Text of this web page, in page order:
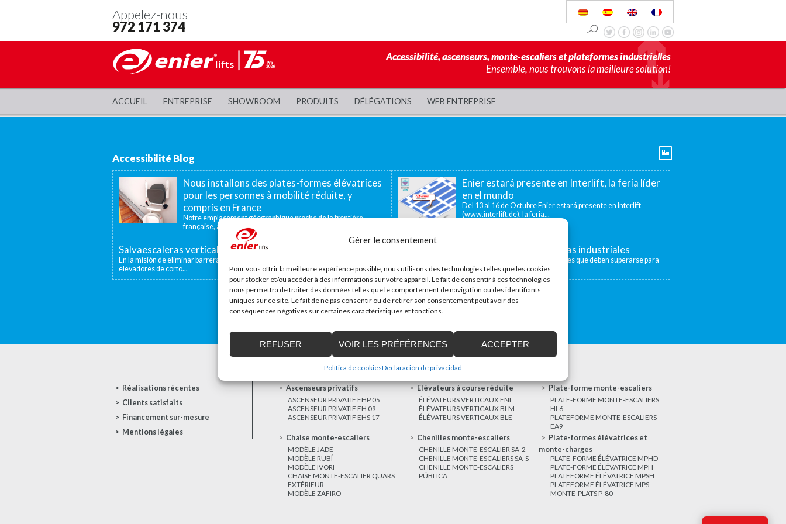
Gérer le consentement
Pour vous offrir la meilleure expérience possible, nous utilisons des technologies telles que les cookies
pour stocker et/ou accéder à des informations sur votre appareil. Le fait de consentir à ces technologies
nous permettra de traiter des données telles que le comportement de navigation ou des identifiants
uniques sur ce site. Le fait de ne pas consentir ou de retirer son consentement peut avoir des
conséquences négatives sur certaines caractéristiques et fonctions.
ACCEPTER
REFUSER VOIR LES PRÉFÉRENCES
Política de cookiesDeclaración de privacidad
Appelez-nous
972 171 374
Accessibilité, ascenseurs, monte-escaliers et plateformes industrielles
Ensemble, nous trouvons la meilleure solution!
ACCUEIL ENTREPRISE SHOWROOM PRODUITS DÉLÉGATIONS WEB ENTREPRISE
Accessibilité Blog
Nous installons des plates-formes élévatrices
pour les personnes à mobilité réduite, y
compris en France
Notre emplacement géographique proche de la frontière
française, à 40 minutes, nous permet d’offrir...
Enier estará presente en Interlift, la feria líder
en el mundo
Del 13 al 16 de Octubre Enier estará presente en Interlift
(www.interlift.de), la feria...
Salvaescaleras vertical, un elevador de pequeño recorrido
En la misión de eliminar barreras arquitectónicas, los salvaescaleras verticales o
elevadores de corto...
La utilidad de las plataformas elevadoras industriales
En muchos centros industriales existen distintos niveles que deben superarse para
poder trasladar mercancías...
AUTRES
NOUVELLES
Réalisations récentes
Clients satisfaits
Financement sur-mesure
Mentions légales
Ascenseurs privatifs
ASCENSEUR PRIVATIF EHP 05
ASCENSEUR PRIVATIF EH 09
ASCENSEUR PRIVATIF EHS 17
Elévateurs à course réduite
ÉLÉVATEURS VERTICAUX ENI
ÉLÉVATEURS VERTICAUX BLM
ÉLÉVATEURS VERTICAUX BLE
Plate-forme monte-escaliers
PLATE-FORME MONTE-ESCALIERS
HL6
PLATEFORME MONTE-ESCALIERS
EA9
Chaise monte-escaliers
MODÈLE JADE
MODÈLE RUBÍ
MODÈLE IVORI
CHAISE MONTE-ESCALIER QUARS
EXTÉRIEUR
MODÈLE ZAFIRO
Chenilles monte-escaliers
CHENILLE MONTE-ESCALIER SA-2
CHENILLE MONTE-ESCALIERS SA-S
CHENILLE MONTE-ESCALIERS
PÚBLICA
Plate-formes élévatrices et
monte-charges
PLATE-FORME ÉLÉVATRICE MPHD
PLATE-FORME ÉLÉVATRICE MPH
PLATEFORME ÉLÉVATRICE MPSH
PLATEFORME ÉLÉVATRICE MPS
MONTE-PLATS P-80